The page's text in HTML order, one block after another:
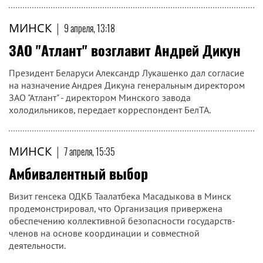
МИНСК | 9 апреля, 13:18
ЗАО "Атлант" возглавит Андрей Дикун
Президент Беларуси Александр Лукашенко дал согласие
на назначение Андрея Дикуна генеральным директором
ЗАО "Атлант" - директором Минского завода
холодильников, передает корреспондент БелТА.
МИНСК | 7 апреля, 15:35
Амбивалентный выбор
Визит генсека ОДКБ Таалатбека Масадыкова в Минск
продемонстрировал, что Организация привержена
обеспечению коллективной безопасности государств-
членов на основе координации и совместной
деятельности.